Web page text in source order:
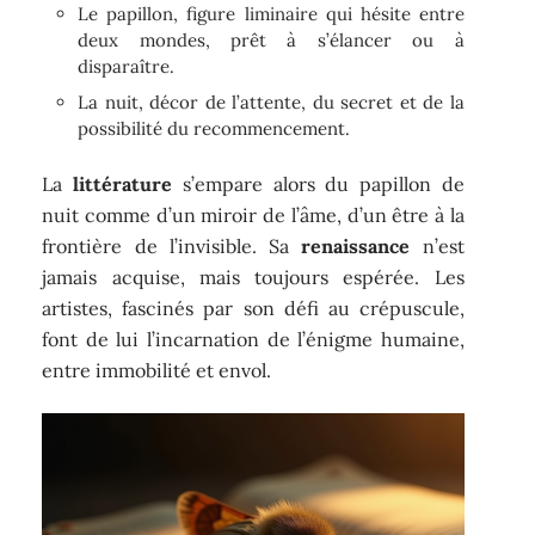
Le papillon, figure liminaire qui hésite entre
deux mondes, prêt à s’élancer ou à
disparaître.
La nuit, décor de l’attente, du secret et de la
possibilité du recommencement.
Lalittérature s’empare alors du papillon de
nuit comme d’un miroir de l’âme, d’un être à la
frontière de l’invisible. Sarenaissance n’est
jamais acquise, mais toujours espérée. Les
artistes, fascinés par son défi au crépuscule,
font de lui l’incarnation de l’énigme humaine,
entre immobilité et envol.